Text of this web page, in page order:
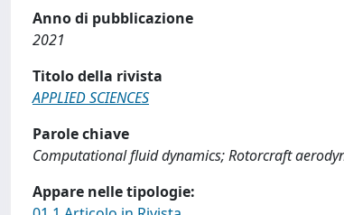
Anno di pubblicazione
2021
Titolo della rivista
APPLIED SCIENCES
Parole chiave
Computational fluid dynamics; Rotorcraft
Appare nelle tipologie: